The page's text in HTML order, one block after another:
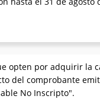
opten por adquirir
del comprobante
No Inscripto".